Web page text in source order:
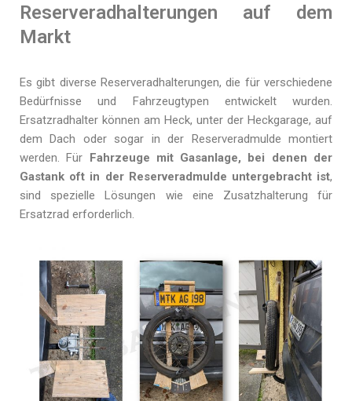
Reserveradhalterungen auf dem
Markt
Es gibt diverse Reserveradhalterungen, die für verschiedene
Bedürfnisse und Fahrzeugtypen entwickelt wurden.
Ersatzradhalter können am Heck, unter der Heckgarage, auf
dem Dach oder sogar in der Reserveradmulde montiert
werden. Für Fahrzeuge mit Gasanlage, bei denen der
Gastank oft in der Reserveradmulde untergebracht ist,
sind spezielle Lösungen wie eine Zusatzhalterung für
Ersatzrad erforderlich.